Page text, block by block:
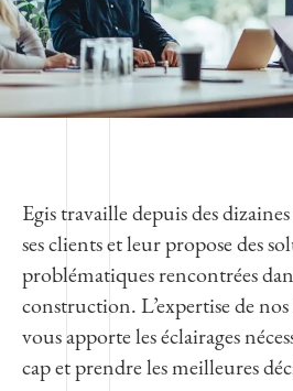
Egis travaille depuis des
ses clients et leur propose des
problématiques rencontrées
construction. L’expertise de
vous apporte les éclairages
cap et prendre les meilleures